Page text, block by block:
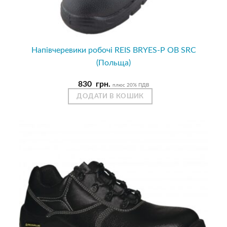
Напівчеревики робочі REIS BRYES-P OB SRC
(Польща)
830 грн. плюс 20% ПДВ
ДОДАТИ В КОШИК